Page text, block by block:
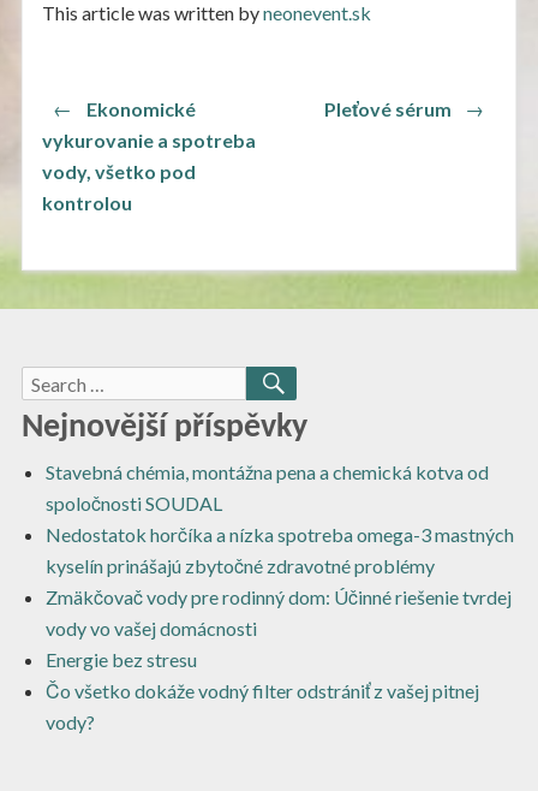
This article was written byneonevent.sk
pro
příspěvek
←
Previous
post:
Ekonomické
vykurovanie a spotreba
vody, všetko pod
kontrolou
Pleťové sérumNext
→
Search
for:
SEARCH
Nejnovější příspěvky
Stavebná chémia, montážna pena a chemická kotva od
spoločnosti SOUDAL
Nedostatok horčíka a nízka spotreba omega-3 mastných
kyselín prinášajú zbytočné zdravotné problémy
Zmäkčovač vody pre rodinný dom: Účinné riešenie tvrdej
vody vo vašej domácnosti
Energie bez stresu
Čo všetko dokáže vodný filter odstrániť z vašej pitnej
vody?